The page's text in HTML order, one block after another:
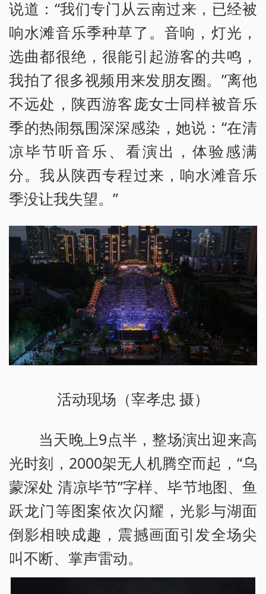
说道：“我们专门从云南过来，已经被
响水滩音乐季种草了。音响，灯光，
选曲都很绝，很能引起游客的共鸣，
我拍了很多视频用来发朋友圈。”离他
不远处，陕西游客庞女士同样被音乐
季的热闹氛围深深感染，她说：“在清
凉毕节听音乐、看演出，体验感满
分。我从陕西专程过来，响水滩音乐
季没让我失望。”
活动现场（宰孝忠 摄）
当天晚上9点半，整场演出迎来高
光时刻，2000架无人机腾空而起，“乌
蒙深处 清凉毕节”字样、毕节地图、鱼
跃龙门等图案依次闪耀，光影与湖面
倒影相映成趣，震撼画面引发全场尖
叫不断、掌声雷动。